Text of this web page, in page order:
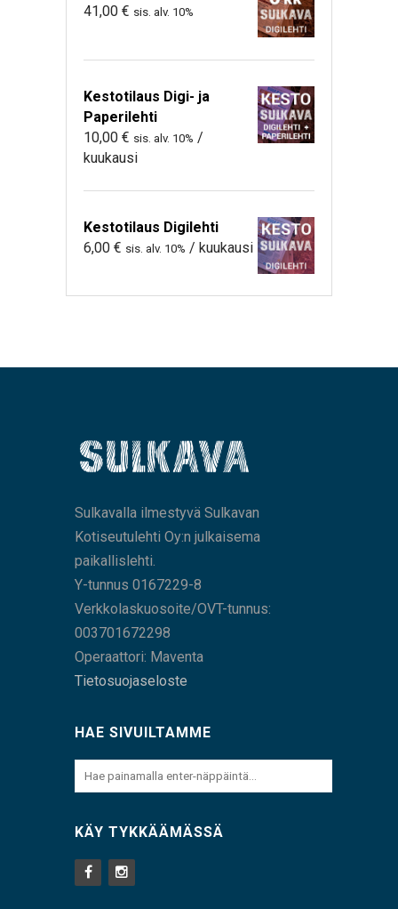
41,00 € sis. alv. 10%
Kestotilaus Digi- ja
Paperilehti
10,00 € sis. alv. 10% /
kuukausi
Kestotilaus Digilehti
6,00 € sis. alv. 10% / kuukausi
Sulkavalla ilmestyvä Sulkavan
Kotiseutulehti Oy:n julkaisema
paikallislehti.
Y-tunnus 0167229-8
Verkkolaskuosoite/OVT-tunnus:
003701672298
Operaattori: Maventa
Tietosuojaseloste
HAE SIVUILTAMME
KÄY TYKKÄÄMÄSSÄ